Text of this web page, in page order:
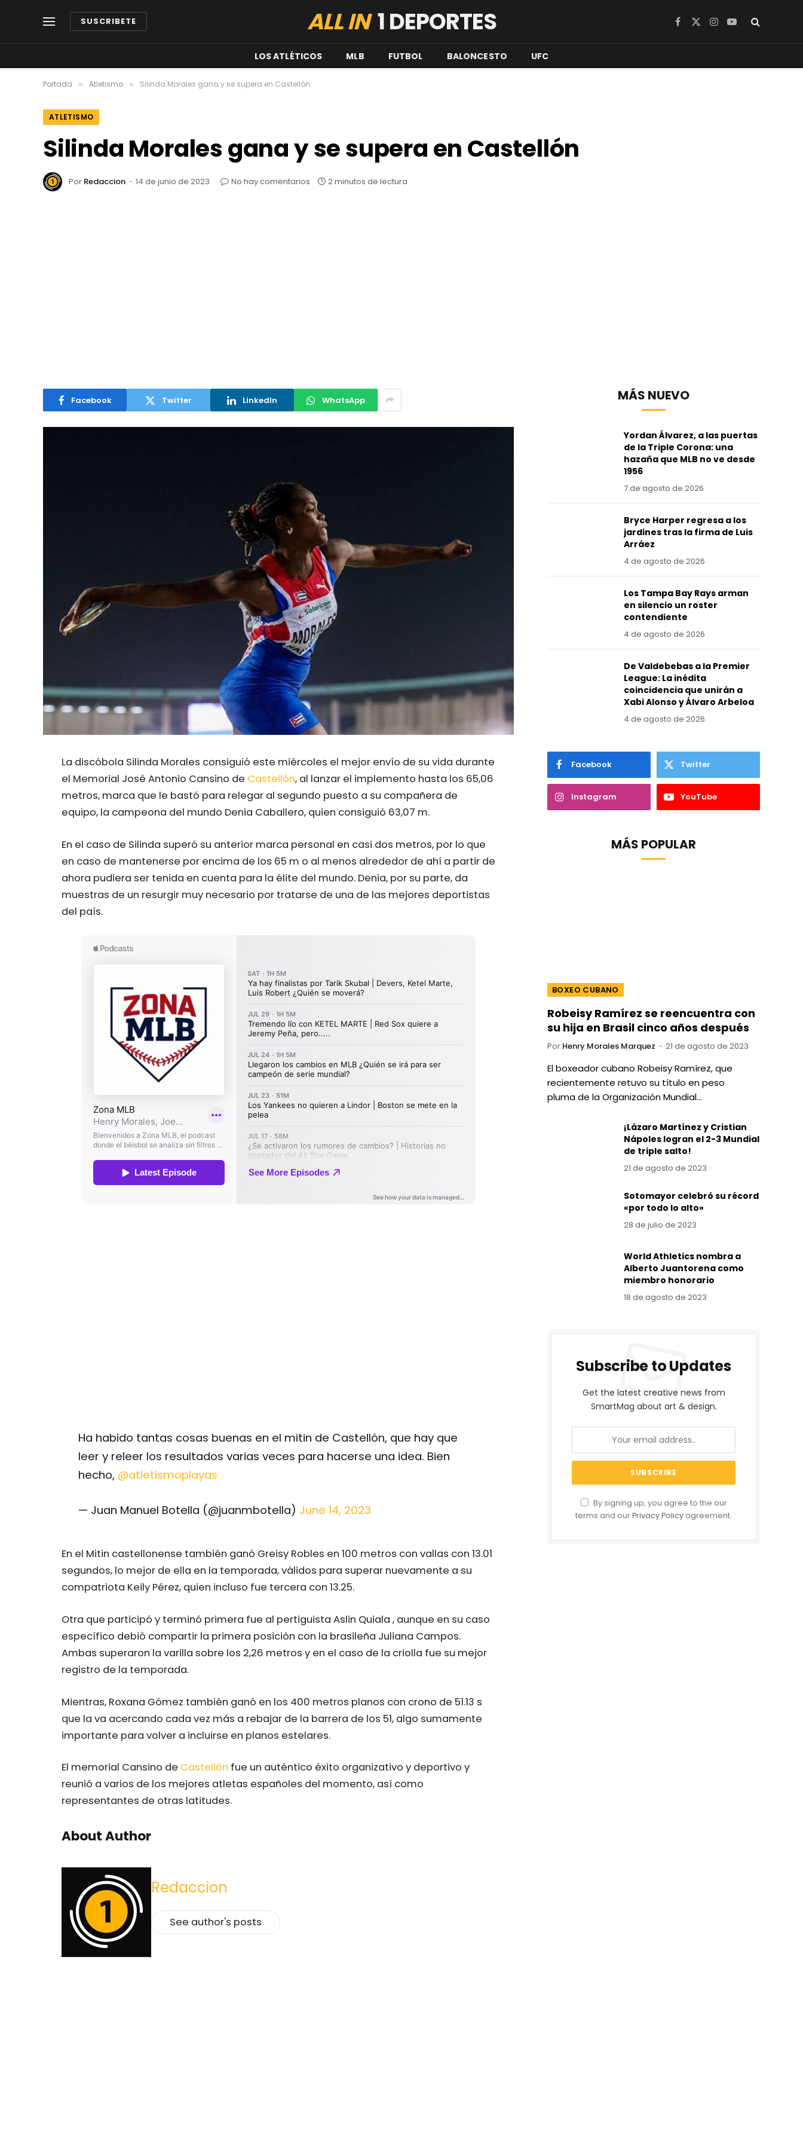
SUSCRIBETE ALL IN1 DEPORTES Facebook
X
Instagram
YouTube
LOS ATLÉTICOS MLB FUTBOL BALONCESTO UFC
Portada » Atletismo » Silinda Morales gana y se supera en Castellón
ATLETISMO
Silinda Morales gana y se supera en Castellón
Por Redaccion 14 de junio de 2023 No hay comentarios 2 minutos de lectura
Facebook Twitter LinkedIn WhatsApp
La discóbola Silinda Morales consiguió este miércoles el mejor envío de su vida durante
el Memorial José Antonio Cansino de Castellón, al lanzar el implemento hasta los 65,06
metros, marca que le bastó para relegar al segundo puesto a su compañera de
equipo, la campeona del mundo Denia Caballero, quien consiguió 63,07 m.
En el caso de Silinda superó su anterior marca personal en casi dos metros, por lo que
en caso de mantenerse por encima de los 65 m o al menos alrededor de ahí a partir de
ahora pudiera ser tenida en cuenta para la élite del mundo. Denia, por su parte, da
muestras de un resurgir muy necesario por tratarse de una de las mejores deportistas
del país.
Ha habido tantas cosas buenas en el mitin de Castellón, que hay que
leer y releer los resultados varias veces para hacerse una idea. Bien
hecho, @atletismoplayas
— Juan Manuel Botella (@juanmbotella) June 14, 2023
En el Mitin castellonense también ganó Greisy Robles en 100 metros con vallas con 13.01
segundos, lo mejor de ella en la temporada, válidos para superar nuevamente a su
compatriota Keily Pérez, quien incluso fue tercera con 13.25.
Otra que participó y terminó primera fue al pertiguista Aslin Quiala , aunque en su caso
específico debió compartir la primera posición con la brasileña Juliana Campos.
Ambas superaron la varilla sobre los 2,26 metros y en el caso de la criolla fue su mejor
registro de la temporada.
Mientras, Roxana Gómez también ganó en los 400 metros planos con crono de 51.13 s
que la va acercando cada vez más a rebajar de la barrera de los 51, algo sumamente
importante para volver a incluirse en planos estelares.
El memorial Cansino de Castellón fue un auténtico éxito organizativo y deportivo y
reunió a varios de los mejores atletas españoles del momento, así como
representantes de otras latitudes.
About Author
Redaccion
See author's posts
MÁS NUEVO
Yordan Álvarez, a las puertas
de la Triple Corona: una
hazaña que MLB no ve desde
1956
7 de agosto de 2026
Bryce Harper regresa a los
jardines tras la firma de Luis
Arráez
4 de agosto de 2026
Los Tampa Bay Rays arman
en silencio un roster
contendiente
4 de agosto de 2026
De Valdebebas a la Premier
League: La inédita
coincidencia que unirán a
Xabi Alonso y Álvaro Arbeloa
4 de agosto de 2026
Facebook Twitter
Instagram YouTube
MÁS POPULAR
BOXEO CUBANO
Robeisy Ramírez se reencuentra con
su hija en Brasil cinco años después
Por Henry Morales Marquez 21 de agosto de 2023
El boxeador cubano Robeisy Ramírez, que
recientemente retuvo su título en peso
pluma de la Organización Mundial…
¡Lázaro Martínez y Cristian
Nápoles logran el 2-3 Mundial
de triple salto!
21 de agosto de 2023
Sotomayor celebró su récord
«por todo lo alto»
28 de julio de 2023
World Athletics nombra a
Alberto Juantorena como
miembro honorario
18 de agosto de 2023
Subscribe to Updates
Get the latest creative news from
SmartMag about art & design.
By signing up, you agree to the our
terms and ourPrivacy Policy agreement.